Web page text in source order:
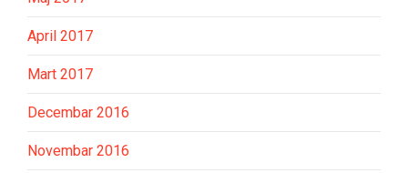
April 2017
Mart 2017
Decembar 2016
Novembar 2016